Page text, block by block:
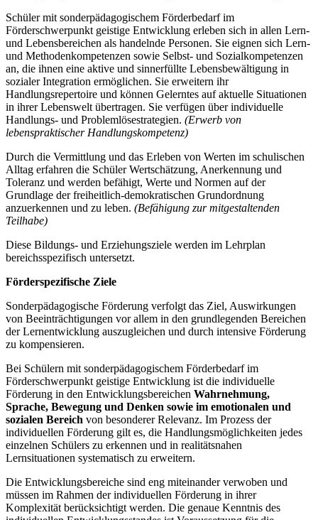
Schüler mit sonderpädagogischem Förderbedarf im
Förderschwerpunkt geistige Entwicklung erleben sich in allen Lern-
und Lebensbereichen als handelnde Personen. Sie eignen sich Lern-
und Methodenkompetenzen sowie Selbst- und Sozialkompetenzen
an, die ihnen eine aktive und sinnerfüllte Lebensbewältigung in
sozialer Integration ermöglichen. Sie erweitern ihr
Handlungsrepertoire und können Gelerntes auf aktuelle Situationen
in ihrer Lebenswelt übertragen. Sie verfügen über individuelle
Handlungs- und Problemlösestrategien. (Erwerb von
lebenspraktischer Handlungskompetenz)
Durch die Vermittlung und das Erleben von Werten im schulischen
Alltag erfahren die Schüler Wertschätzung, Anerkennung und
Toleranz und werden befähigt, Werte und Normen auf der
Grundlage der freiheitlich-demokratischen Grundordnung
anzuerkennen und zu leben. (Befähigung zur mitgestaltenden
Teilhabe)
Diese Bildungs- und Erziehungsziele werden im Lehrplan
bereichsspezifisch untersetzt.
Förderspezifische Ziele
Sonderpädagogische Förderung verfolgt das Ziel, Auswirkungen
von Beeinträchtigungen vor allem in den grundlegenden Bereichen
der Lernentwicklung auszugleichen und durch intensive Förderung
zu kompensieren.
Bei Schülern mit sonderpädagogischem Förderbedarf im
Förderschwerpunkt geistige Entwicklung ist die individuelle
Förderung in den Entwicklungsbereichen Wahrnehmung,
Sprache, Bewegung und Denken sowie im emotionalen und
sozialen Bereich von besonderer Relevanz. Im Prozess der
individuellen Förderung gilt es, die Handlungsmöglichkeiten jedes
einzelnen Schülers zu erkennen und in realitätsnahen
Lernsituationen systematisch zu erweitern.
Die Entwicklungsbereiche sind eng miteinander verwoben und
müssen im Rahmen der individuellen Förderung in ihrer
Komplexität berücksichtigt werden. Die genaue Kenntnis des